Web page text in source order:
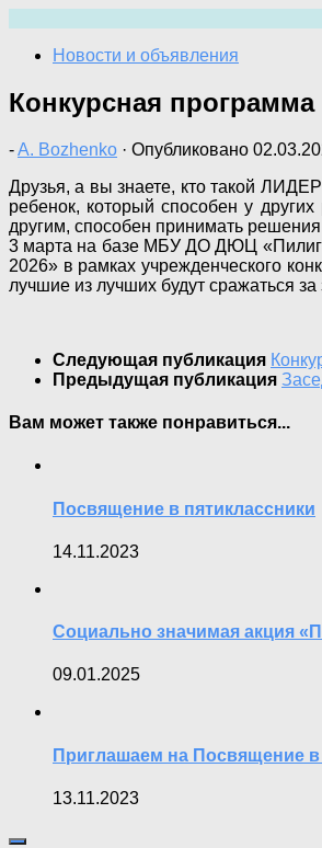
содержимому
Новости и объявления
Конкурсная
-A. Bozhenko · Опубликовано
Друзья, а вы знаете, кто такой
ребенок, который способен у
другим, способен принимать
3 марта на базе МБУ ДО ДЮЦ
2026» в рамках учрежденческого
лучшие из лучших будут сражаться
Следующая публикация
Предыдущая публикация
Вам может также понравиться...
Посвящение в пятиклассники
14.11.2023
Социально значимая акция
09.01.2025
Приглашаем на Посвящение в
13.11.2023